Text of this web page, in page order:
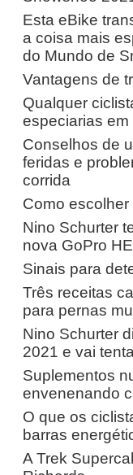
Esta eBike
a coisa mais
do Mundo de
Vantagens de
Qualquer
especiarias
Conselhos de
feridas e
corrida
Como
Nino Schurter
nova GoPro
Sinais para
Três receitas
para pernas
Nino Schurter
2021 e vai
Suplementos
envenenando
O que os
barras
A Trek